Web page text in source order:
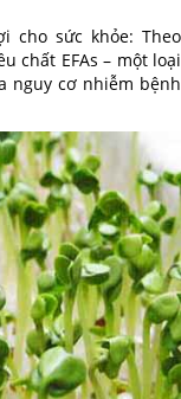
cho sức khỏe: Theo
chất EFAs – một loại
nguy cơ nhiễm bệnh